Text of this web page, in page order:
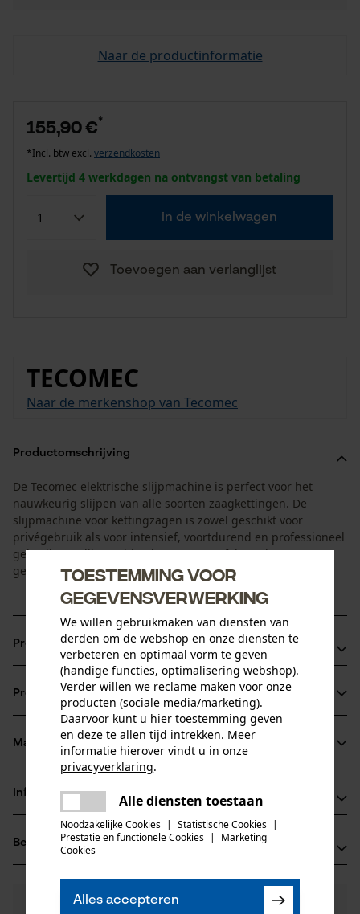
Naar de productinformatie
155,90 €*
*Incl. btw excl. verzendkosten
Levertijd 4 werkdagen na ontvangst van betaling
in de winkelwagen
Toevoegen aan verlanglijst
TECOMEC
Naar de merkenshop van Tecomec
Productomschrijving
De Tecomec elektrische slijpmachine is perfect voor het
nauwkeurig slijpen van alle soorten zaagkettingen. De
slijpmachine voor kettingzagen is zowel geschikt voor
privégebruik als voor intensief, voortdurend en professioneel
gebruik. De slijpmachine kan op een tafel worden
gemonteerd.
Productvoordelen
Compacte kettingzagen slijpmachine
Voor tafelmontage
Lichte slijpmachine
Productinformatie
Productdetails
Activiteitstype
aanscherpen, onderhoud
Leeftijdsgroep
volwassen
Materiaal & onderhoud
Hoofdmateriaal
materialenmix
Informatie van de fabrikant
Fabrikant
TECOMEC S.R.L.
STRADA DELLA MIRANDOLA 11
42124 Reggio Emilia, Italië
E-mail: salesdpt@tecomec.com
Beoordelingen
(0) Product aanbevelen
Nog vragen?
Toestemming voor
gegevensverwerking
We willen gebruikmaken van diensten van
derden om de webshop en onze diensten te
verbeteren en optimaal vorm te geven
(handige functies, optimalisering webshop).
Verder willen we reclame maken voor onze
producten (sociale media/marketing).
Daarvoor kunt u hier toestemming geven
en deze te allen tijd intrekken. Meer
informatie hierover vindt u in onze
privacyverklaring.
Alle diensten toestaan
Noodzakelijke Cookies | Statistische Cookies |
Prestatie en functionele Cookies |
Marketing
Cookies
Alles accepteren
Er is een fout opgetreden. Gelieve
het opnieuw te proberen.
delen
mail